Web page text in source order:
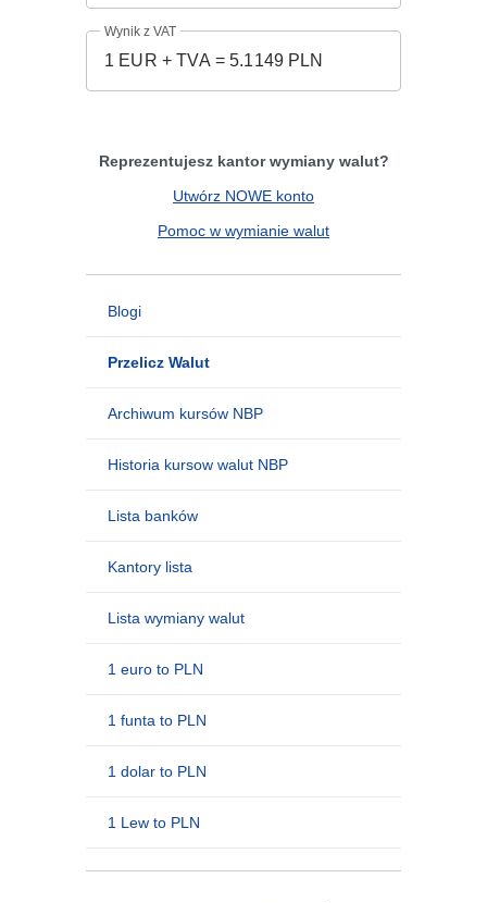
Wynik z VAT
Reprezentujesz kantor wymiany walut?
Utwórz NOWE konto
Pomoc w wymianie walut
Blogi
Przelicz Walut
Archiwum kursów NBP
Historia kursow walut NBP
Lista banków
Kantory lista
Lista wymiany walut
1 euro to PLN
1 funta to PLN
1 dolar to PLN
1 Lew to PLN